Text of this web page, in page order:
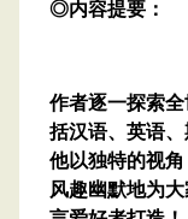
◎内容提要：
作者逐一探索
括汉语、英语、
他以独特的视角
风趣幽默地为